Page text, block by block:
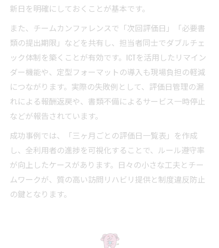
新日を明確にしておくことが基本です。
また、チームカンファレンスで「次回評価日」「必要書
類の提出期限」などを共有し、担当者同士でダブルチェ
ック体制を築くことが有効です。ICTを活用したリマイン
ダー機能や、定型フォーマットの導入も現場負担の軽減
につながります。実際の失敗例として、評価日管理の漏
れによる報酬返戻や、書類不備によるサービス一時停止
などが報告されています。
成功事例では、「三ヶ月ごとの評価日一覧表」を作成
し、全利用者の進捗を可視化することで、ルール遵守率
が向上したケースがあります。日々の小さな工夫とチー
ムワークが、質の高い訪問リハビリ提供と制度違反防止
の鍵となります。